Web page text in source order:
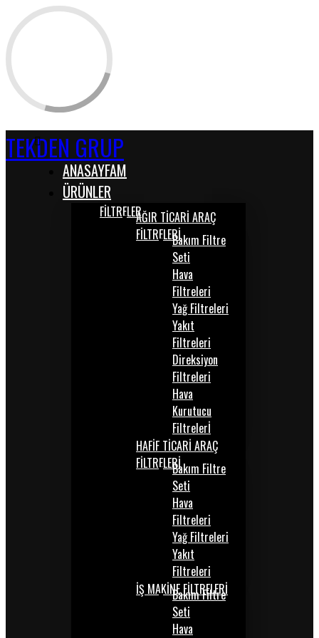
TEKDEN GRUP
ANASAYFAM
ÜRÜNLER
FİLTRELERAĞIR TİCARİ ARAÇ
FİLTRELERİBakım Filtre
Seti
Hava
Filtreleri
Yağ Filtreleri
Yakıt
Filtreleri
Direksiyon
Filtreleri
Hava
Kurutucu
Filtrelerİ
HAFİF TİCARİ ARAÇ
FİLTRELERİBakım Filtre
Seti
Hava
Filtreleri
Yağ Filtreleri
Yakıt
Filtreleri
İŞ MAKİNE FİLTRELERİ
Bakım Filtre
Seti
Hava